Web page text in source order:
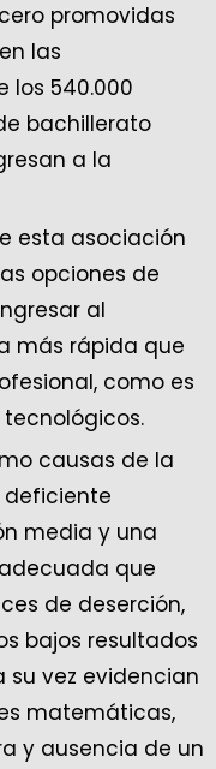
promovidas
las
los 540.000
bachillerato
a la
esta asociación
opciones de
al
más rápida que
como es
causas de la
deficiente
media y una
que
de deserción,
bajos resultados
su vez evidencian
matemáticas,
y ausencia de un